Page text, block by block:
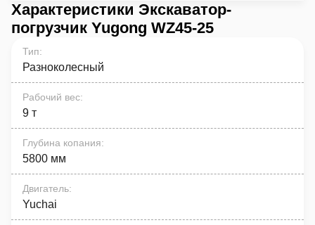
Характеристики Экскаватор-
погрузчик Yugong WZ45-25
Тип:
Разноколесный
Рабочий вес:
9 т
Глубина копания:
5800 мм
Двигатель:
Yuchai